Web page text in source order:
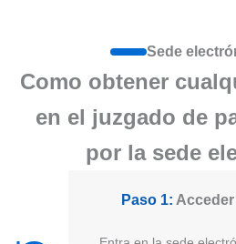
Sede
Como obtener
en el juzgado de
por la sede
Paso 1: